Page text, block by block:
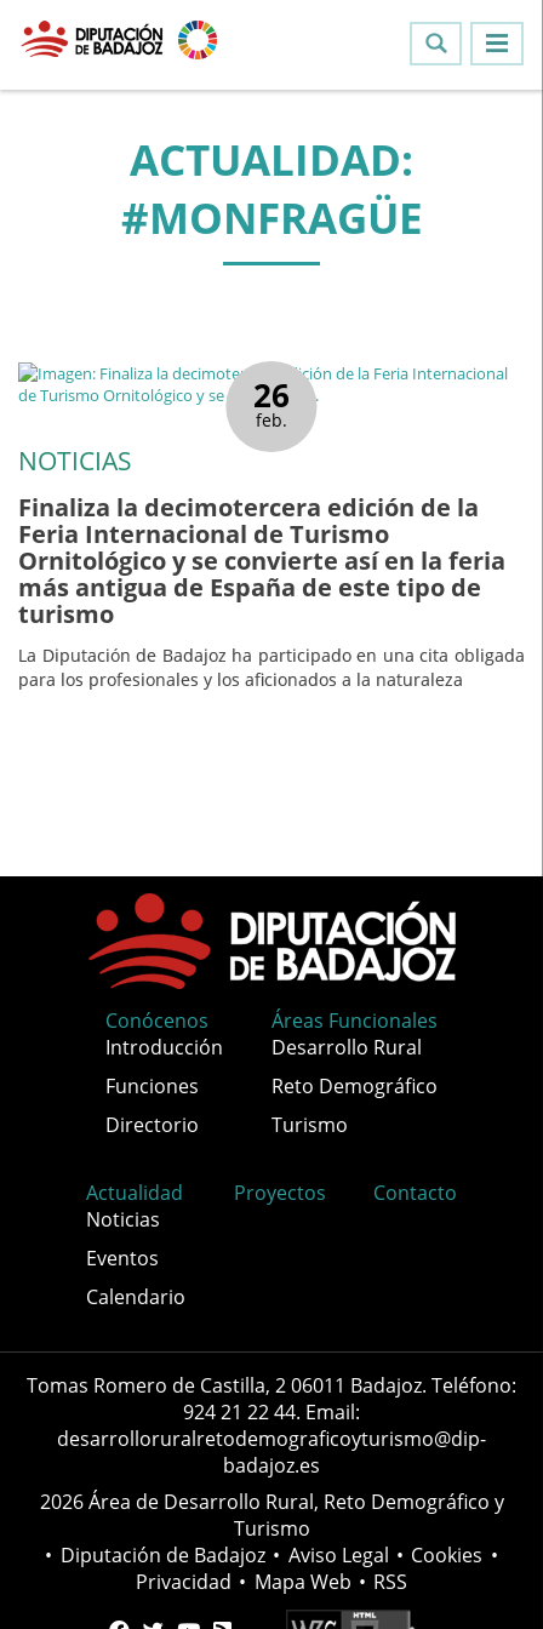
ACTUALIDAD:
#MONFRAGÜE
26
feb.
NOTICIAS
Finaliza la decimotercera edición de la
Feria Internacional de Turismo
Ornitológico y se convierte así en la feria
más antigua de España de este tipo de
turismo
La Diputación de Badajoz ha participado en una cita obligada
para los profesionales y los aficionados a la naturaleza
Conócenos
Introducción
Funciones
Directorio
Áreas Funcionales
Desarrollo Rural
Reto Demográfico
Turismo
Actualidad
Noticias
Eventos
Calendario
Proyectos Contacto
Tomas Romero de Castilla, 2 06011 Badajoz. Teléfono:
924 21 22 44. Email:
desarrolloruralretodemograficoyturismo@dip-
badajoz.es
2026 Área de Desarrollo Rural, Reto Demográfico y
Turismo
• Diputación de Badajoz • Aviso Legal • Cookies •
Privacidad • Mapa Web • RSS